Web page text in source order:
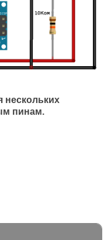
нескольких
пинам.